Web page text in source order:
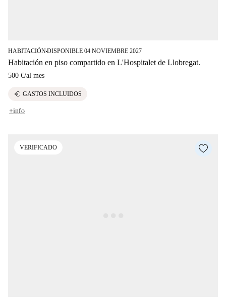
HABITACIÓN■DISPONIBLE 04 NOVIEMBRE 2027
Habitación en piso compartido en L'Hospitalet de Llobregat.
500 €/al mes
euro GASTOS INCLUIDOS
+info
VERIFICADO